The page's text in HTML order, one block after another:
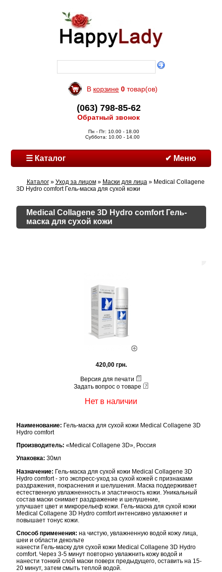
В корзине 0 товар(ов)
(063) 798-85-62
Обратный звонок
Пн - Пт: 10.00 - 18.00
Суббота: 10.00 - 14.00
☰ Каталог ✔ Меню
Каталог» Уход за лицом» Маски для лица» Medical Collagene
3D Hydro comfort Гель-маска для сухой кожи
Medical Collagene 3D Hydro comfort Гель-
маска для сухой кожи
420,00 грн.
Версия для печати
Задать вопрос о товаре
Нет в наличии
Наименование: Гель-маска для сухой кожи Medical Collagene 3D
Hydro comfort
Производитель: «Medical Collagene 3D», Россия
Упаковка: 30мл
Назначение: Гель-маска для сухой кожи Medical Collagene 3D
Hydro comfort - это экспресс-уход за сухой кожей с признаками
раздражения, покраснения и шелушения. Маска поддерживает
естественную увлажненность и эластичность кожи. Уникальный
состав маски снимает раздражение и шелушение,
улучшает цвет и микрорельеф кожи. Гель-маска для сухой кожи
Medical Collagene 3D Hydro comfort интенсивно увлажняет и
повышает тонус кожи.
Способ применения: на чистую, увлажненную водой кожу лица,
шеи и области декольте
нанести Гель-маску для сухой кожи Medical Collagene 3D Hydro
comfort. Через 3-5 минут повторно увлажнить кожу водой и
нанести тонкий слой маски поверх предыдущего, оставить на 15-
20 минут, затем смыть теплой водой.